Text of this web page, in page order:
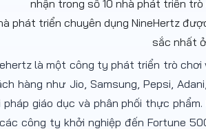
phát triển chuyên dụng NineHertz
sắc nhất
là một công ty phát triển trò chơi
hàng như Jio, Samsung, Pepsi,
pháp giáo dục và phân phối thực
công ty khởi nghiệp đến Fortune